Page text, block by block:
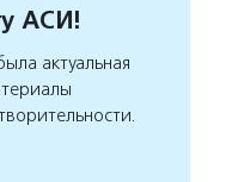
АСИ!
актуальная